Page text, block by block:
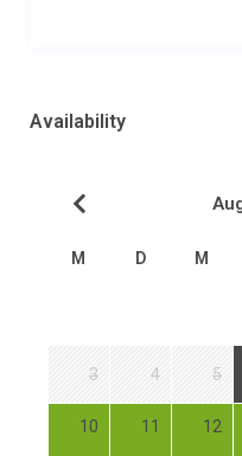
Availability
M D M
3 4 5
10 11 12